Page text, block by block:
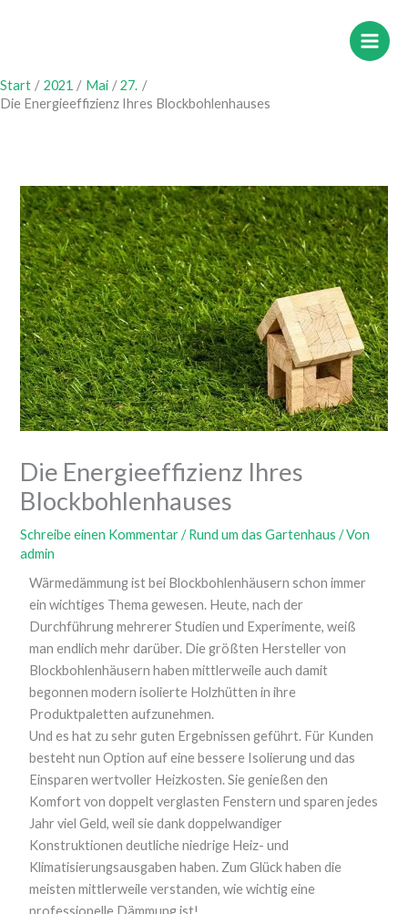
Start 2021 Mai
27.
Die Energieeffizienz Ihres Blockbohlenhauses
Die Energieeffizienz Ihres
Blockbohlenhauses
Schreibe einen Kommentar /Rund um das Gartenhaus / Von
admin
Wärmedämmung ist bei Blockbohlenhäusern schon immer
ein wichtiges Thema gewesen. Heute, nach der
Durchführung mehrerer Studien und Experimente, weiß
man endlich mehr darüber. Die größten Hersteller von
Blockbohlenhäusern haben mittlerweile auch damit
begonnen modern isolierte Holzhütten in ihre
Produktpaletten aufzunehmen.
Und es hat zu sehr guten Ergebnissen geführt. Für Kunden
besteht nun Option auf eine bessere Isolierung und das
Einsparen wertvoller Heizkosten. Sie genießen den
Komfort von doppelt verglasten Fenstern und sparen jedes
Jahr viel Geld, weil sie dank doppelwandiger
Konstruktionen deutliche niedrige Heiz- und
Klimatisierungsausgaben haben. Zum Glück haben die
meisten mittlerweile verstanden, wie wichtig eine